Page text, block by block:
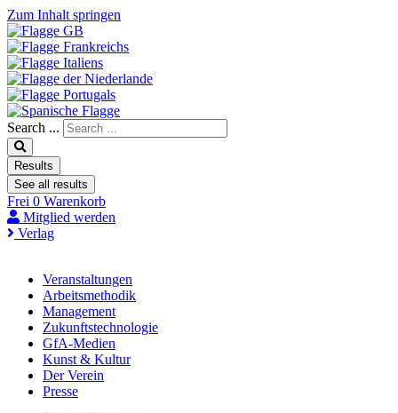
Zum Inhalt springen
Search ...
Results
See all results
Frei 0 Warenkorb
Mitglied werden
Verlag
Veranstaltungen
Arbeitsmethodik
Management
Zukunftstechnologie
GfA-Medien
Kunst & Kultur
Der Verein
Presse